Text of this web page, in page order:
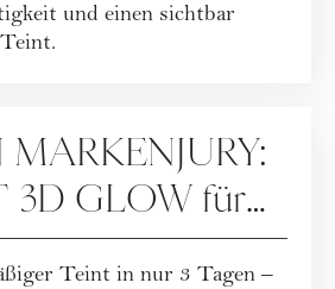
und einen sichtbar
3D GLOW für
Haut
Teint in nur 3 Tagen –